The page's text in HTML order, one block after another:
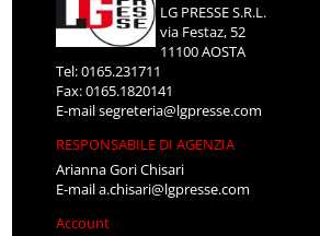
LG PRESSE S.R.L.
via Festaz, 52
11100 AOSTA
Tel: 0165.231711
Fax: 0165.1820141
E-mailsegreteria@lgpresse.com
RESPONSABILE DI AGENZIA
Arianna Gori Chisari
E-maila.chisari@lgpresse.com
Account